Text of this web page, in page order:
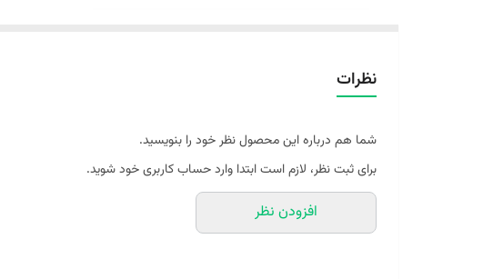
نظرات
شما هم درباره این محصول نظر خود را بنویسید.
برای ثبت نظر، لازم است ابتدا وارد حساب کاربری خود شوید.
افزودن نظر